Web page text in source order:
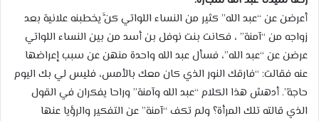
أعرضن عن “عبد الله” كثير من النساء اللواتي كنَّ يخطبنه علانية بعد
زواجه من “آمنة” ، فكانت بنت نوفل بن أسد من بين النساء اللواتي
عرضن عن “عبد الله”، فسأل عبد الله واحدة منهن عن سبب إعراضها
عنه فقالت: “فارقك النور الذي كان معك بالأمس، فليس لي بك اليوم
حاجة”. أدهش هذا الكلام “عبد الله وآمنة” وراحا يفكران في القول
الذي قالته تلك المرأة؟ ولم تكف “آمنة” عن التفكير والرؤيا عنها